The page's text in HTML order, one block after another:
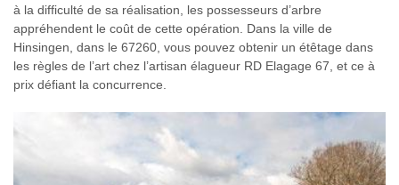
à la difficulté de sa réalisation, les possesseurs d’arbre
appréhendent le coût de cette opération. Dans la ville de
Hinsingen, dans le 67260, vous pouvez obtenir un étêtage dans
les règles de l’art chez l’artisan élagueur RD Elagage 67, et ce à
prix défiant la concurrence.